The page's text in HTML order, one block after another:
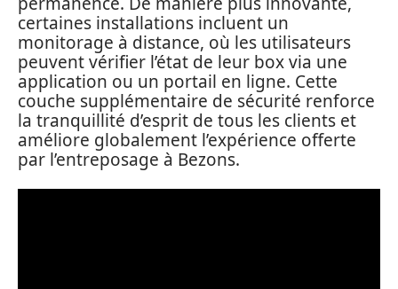
certaines installations incluent un
monitorage à distance, où les utilisateurs
peuvent vérifier l’état de leur box via une
application ou un portail en ligne. Cette
couche supplémentaire de sécurité renforce
la tranquillité d’esprit de tous les clients et
améliore globalement l’expérience offerte
par l’entreposage à Bezons.